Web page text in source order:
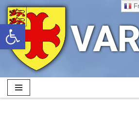
Ouvrir la barre d’outils
Aller
au
contenu